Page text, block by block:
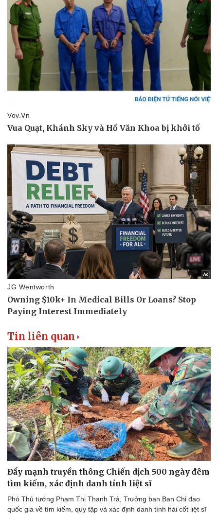
Sức khỏe
Dinh dưỡng - món ngon
Cây thuốc
Sản phụ khoa
Nhi khoa
Nam khoa
Làm đẹp - giảm cân
Phòng mạch online
Ăn sạch sống khỏe
Đời sống
Nhà đẹp
Blog
Tình yêu - Gia đình
Tin liên quan
Đẩy mạnh truyền thông Chiến dịch 500 ngày đêm
tìm kiếm, xác định danh tính liệt sĩ
Phó Thủ tướng Phạm Thị Thanh Trà, Trưởng ban Ban Chỉ đạo
quốc gia về tìm kiếm, quy tập và xác định danh tính hài cốt liệt sĩ